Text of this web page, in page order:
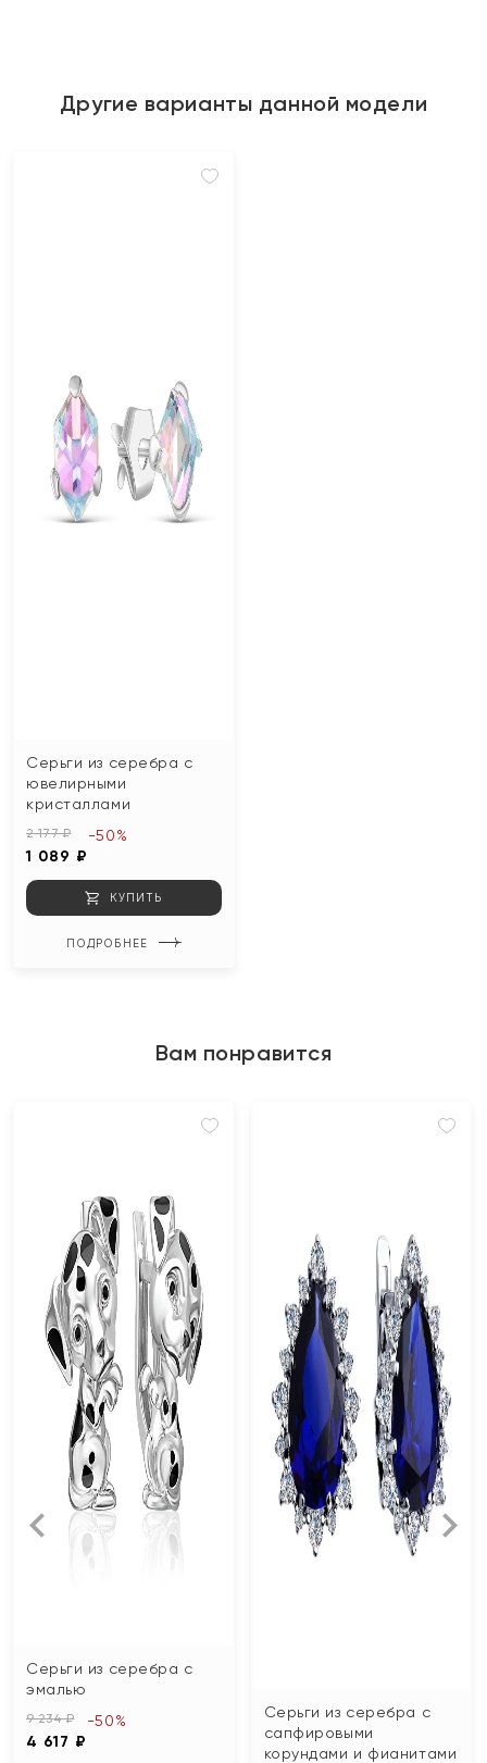
Другие варианты данной модели
Серьги из серебра с
ювелирными
кристаллами
2 177 ₽
1 089 ₽
-50%
КУПИТЬ
ПОДРОБНЕЕ
Вам понравится
Серьги из серебра с
эмалью
9 234 ₽
4 617 ₽
-50%
Серьги из серебра с
сапфировыми
корундами и фианитами